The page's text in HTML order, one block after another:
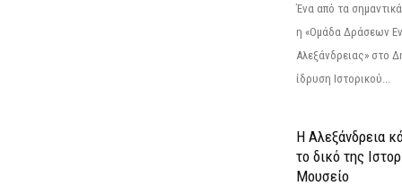
Ένα από τα
η «Ομάδα Δράσεων
Αλεξάνδρειας» στο
ίδρυση Ιστορικού...
Η Αλεξάνδρεια
το δικό της
Μουσείο